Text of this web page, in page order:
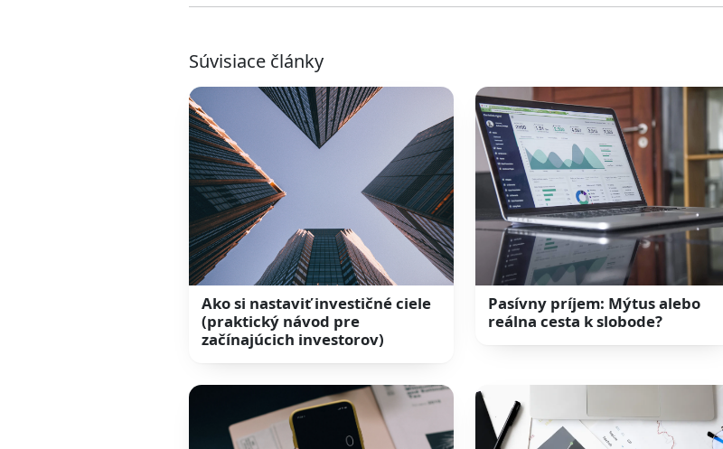
Súvisiace články
Ako si nastaviť investičné ciele
(praktický návod pre
začínajúcich investorov)
Pasívny príjem: Mýtus alebo
reálna cesta k slobode?